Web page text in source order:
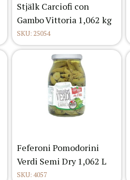
Stjälk Carciofi con
Gambo Vittoria 1,062 kg
SKU: 25054
Feferoni Pomodorini
Verdi Semi Dry 1,062 L
SKU: 4057